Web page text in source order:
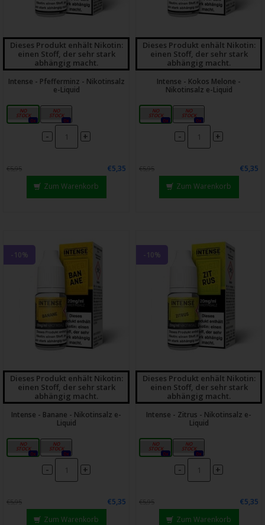
Dieses Produkt enhält Nikotin:
einen Stoff, der sehr stark
abhängig macht.
Intense - Pfefferminz - Nikotinsalz
e-Liquid
10mg
0x
20mg
0x
- +
€5,95
€5,35
Zum Warenkorb
Dieses Produkt enhält Nikotin:
einen Stoff, der sehr stark
abhängig macht.
Intense - Kokos Melone -
Nikotinsalz e-Liquid
10mg
0x
20mg
0x
- +
€5,95
€5,35
Zum Warenkorb
-10%
Dieses Produkt enhält Nikotin:
einen Stoff, der sehr stark
abhängig macht.
Intense - Banane - Nikotinsalz e-
Liquid
10mg
0x
20mg
0x
- +
€5,95
€5,35
Zum Warenkorb
-10%
Dieses Produkt enhält Nikotin:
einen Stoff, der sehr stark
abhängig macht.
Intense - Zitrus - Nikotinsalz e-
Liquid
10mg
0x
20mg
0x
- +
€5,95
€5,35
Zum Warenkorb